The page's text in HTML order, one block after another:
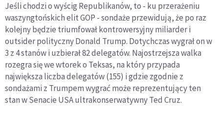
Jeśli chodzi o wyścig Republikanów, to - ku przerażeniu
waszyngtońskich elit GOP - sondaże przewidują, że po raz
kolejny będzie triumfował kontrowersyjny miliarder i
outsider polityczny Donald Trump. Dotychczas wygrał on w
3 z 4 stanów i uzbierał 82 delegatów. Najostrzejsza walka
rozegra się we wtorek o Teksas, na który przypada
największa liczba delegatów (155) i gdzie zgodnie z
sondażami z Trumpem wygrać może reprezentujący ten
stan w Senacie USA ultrakonserwatywny Ted Cruz.